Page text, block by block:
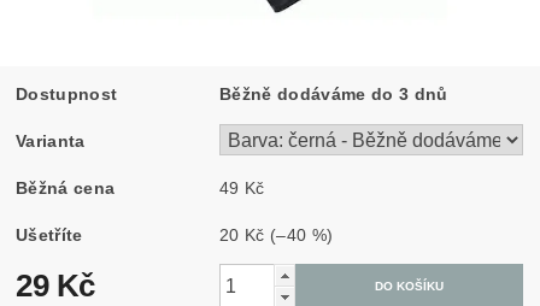
Dostupnost Běžně dodáváme do 3 dnů
Varianta
Běžná cena 49 Kč
Ušetříte 20 Kč (–40 %)
29 Kč